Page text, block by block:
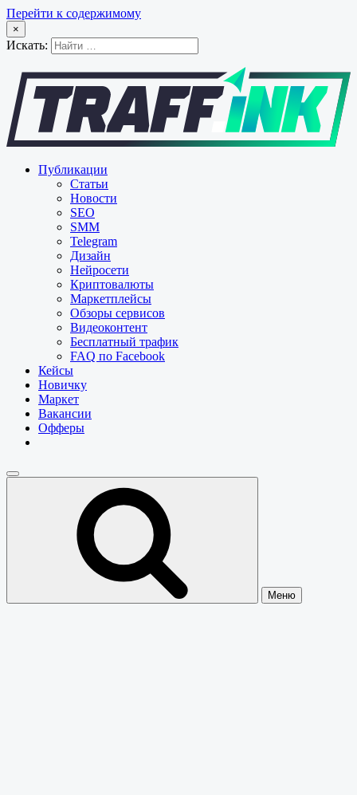
Перейти к содержимому
×
Искать:
Публикации
Статьи
Новости
SEO
SMM
Telegram
Дизайн
Нейросети
Криптовалюты
Маркетплейсы
Обзоры сервисов
Видеоконтент
Бесплатный трафик
FAQ по Facebook
Кейсы
Новичку
Маркет
Вакансии
Офферы
Меню